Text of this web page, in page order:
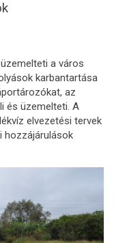
a város
karbantartása
az
és üzemelteti. A
elvezetési tervek
hozzájárulások